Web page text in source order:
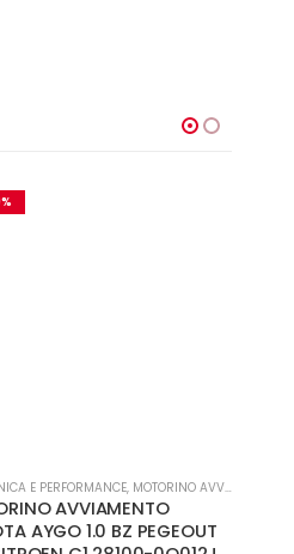
E PERFORMANCE, MOTORINO AVVIAMENTO
AVVIAMENTO
AYGO 1.0 BZ PEGEOUT